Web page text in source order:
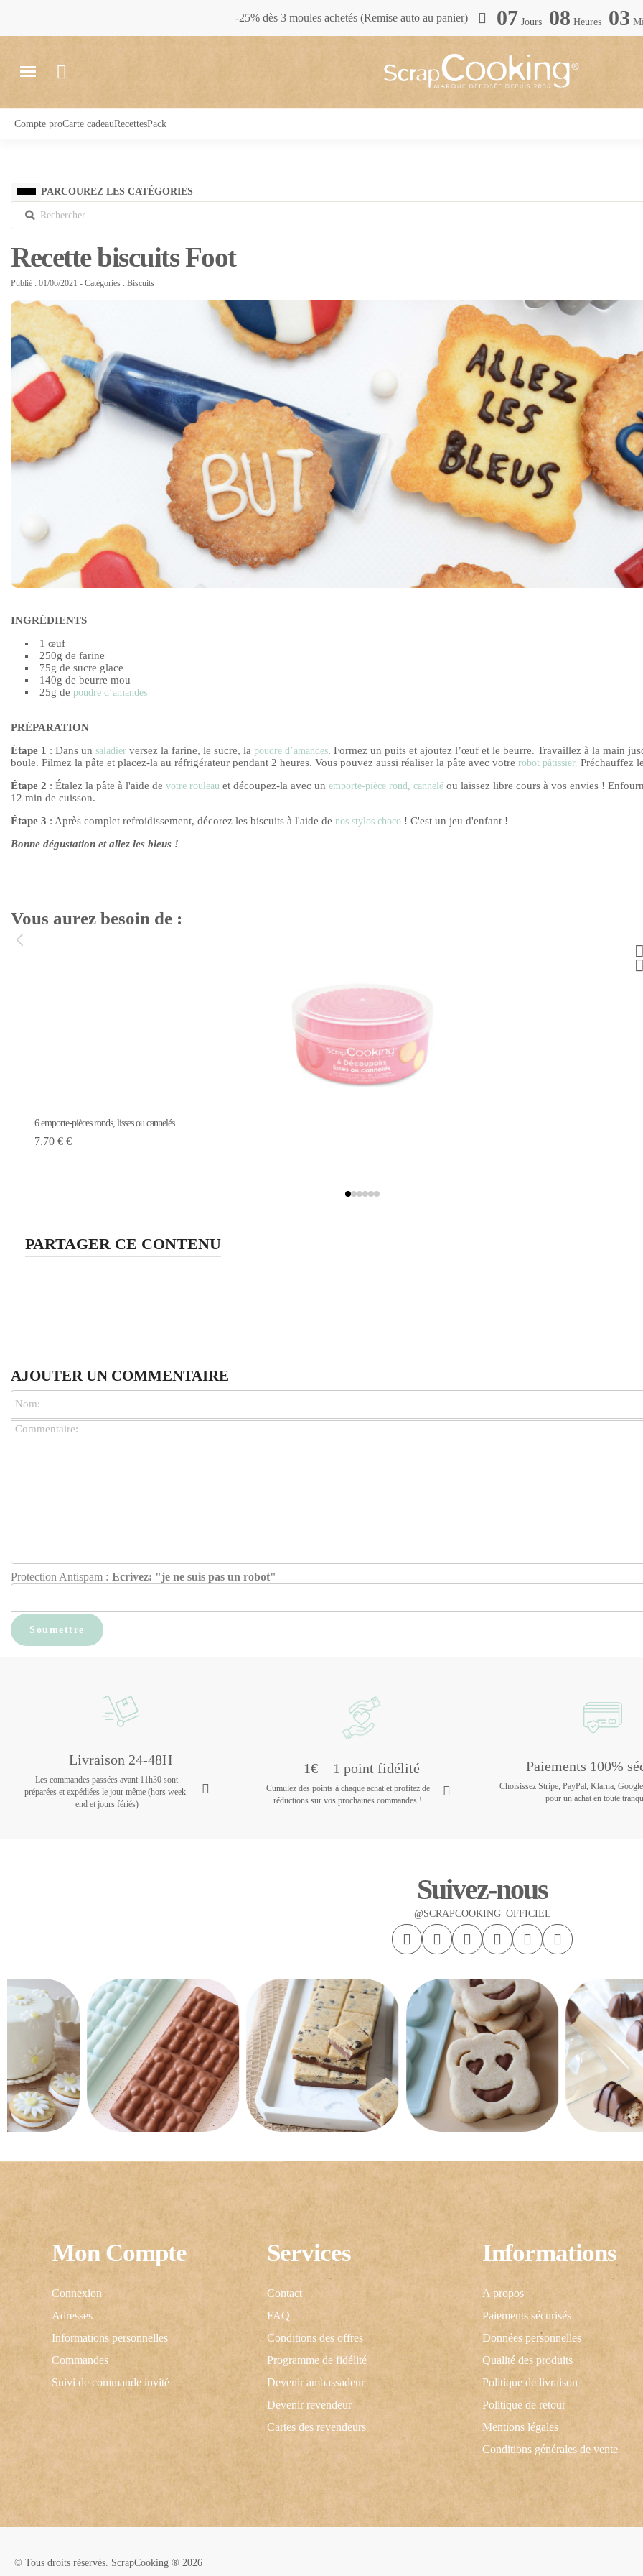
-25% dès 3 moules achetés (Remise auto au panier) 07 Jours 08 Heures 03
Compte proCarte cadeauRecettesPack
PARCOUREZ LES CATÉGORIES
Recette biscuits Foot
Publié : 01/06/2021 - Catégories : Biscuits
INGRÉDIENTS
1 œuf
250g de farine
75g de sucre glace
140g de beurre mou
25g de poudre d’amandes
PRÉPARATION
Étape 1 : Dans un saladier versez la farine, le sucre, la poudre d’amandes. Formez un puits et ajoutez l’œuf et le beurre. Travaillez à la main
boule. Filmez la pâte et placez-la au réfrigérateur pendant 2 heures. Vous pouvez aussi réaliser la pâte avec votre robot pâtissier. Préchauffez
Étape 2 : Étalez la pâte à l'aide de votre rouleau et découpez-la avec un emporte-pièce rond, cannelé ou laissez libre cours à vos envies !
12 min de cuisson.
Étape 3 : Après complet refroidissement, décorez les biscuits à l'aide de nos stylos choco ! C'est un jeu d'enfant !
Bonne dégustation et allez les bleus !
Vous aurez besoin de :
6 emporte-pièces ronds, lisses ou cannelés
7,70 € €
PARTAGER CE CONTENU
AJOUTER UN COMMENTAIRE
Protection Antispam : Ecrivez: "je ne suis pas un robot"
Livraison 24-48H
Les commandes passées avant 11h30 sont
préparées et expédiées le jour même (hors week-
end et jours fériés)
1€ = 1 point fidélité
Cumulez des points à chaque achat et profitez de
réductions sur vos prochaines commandes !
Paiements 100%
Choisissez Stripe, PayPal, Klarna,
pour un achat en toute
Suivez-nous
@SCRAPCOOKING_OFFICIEL
Mon Compte
Connexion
Adresses
Informations personnelles
Commandes
Suivi de commande invité
Services
Contact
FAQ
Conditions des offres
Programme de fidélité
Devenir ambassadeur
Devenir revendeur
Cartes des revendeurs
Informations
A propos
Paiements sécurisés
Données personnelles
Qualité des produits
Politique de livraison
Politique de retour
Mentions légales
Conditions générales de vente
© Tous droits réservés. ScrapCooking ® 2026